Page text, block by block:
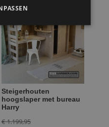
Steigerhouten
hoogslaper met bureau
Harry
€1.199,95Oorspronkelijke